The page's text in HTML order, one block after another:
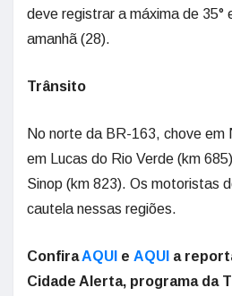
deve registrar a máxima de 35°
amanhã (28).
Trânsito
No norte da BR-163, chove em
em Lucas do Rio Verde (km
Sinop (km 823). Os motoristas
cautela nessas regiões.
ConfiraAQUI e AQUI a
Cidade Alerta, programa da